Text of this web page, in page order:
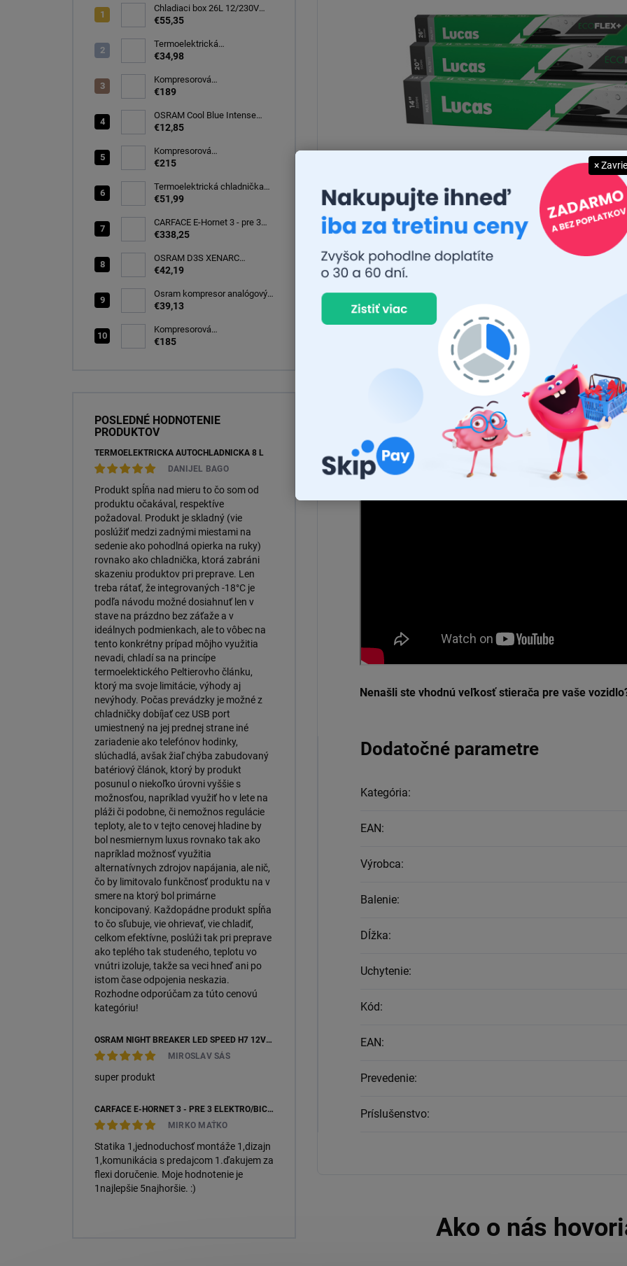
Chladiaci box 26L 12/230V
autochladnička, modrá
€55,35
Termoelektrická
autochladnička 8 l
€34,98
Kompresorová
autochladnička 32 litrov, -20C
€189
OSRAM Cool Blue Intense
(NEXT GEN) H7 PX26d 12V
(64210CBN-2HB)
€12,85
Kompresorová
autochladnička 40 litrov, -22C
€215
Termoelektrická chladnička
CARFACE 29 litrov -20C
€51,99
CARFACE E-Hornet 3 - pre 3
elektro/bicykle
€338,25
OSRAM D3S XENARC
ORIGINAL SPARE 35W
€42,19
Osram kompresor analógový
s tesniacou hmotou opravná
(OTSK6ESN)
€39,13
Kompresorová
autochladnička 25 litrov, -20C
€185
POSLEDNÉ HODNOTENIE
PRODUKTOV
TERMOELEKTRICKÁ AUTOCHLADNIČKA 8 L
DANIJEL BAGO
Produkt spĺňa nad mieru to čo som od
produktu očakával, respektíve
požadoval. Produkt je skladný (vie
poslúžiť medzi zadnými miestami na
sedenie ako pohodlná opierka na ruky)
rovnako ako chladnička, ktorá zabráni
skazeniu produktov pri preprave. Len
treba rátať, že integrovaných -18°C je
podľa návodu možné dosiahnuť len v
stave na prázdno bez záťaže a v
ideálnych podmienkach, ale to vôbec na
tento konkrétny prípad môjho využitia
nevadi, chladí sa na princípe
termoelektického Peltierovho článku,
ktorý ma svoje limitácie, výhody aj
nevýhody. Počas prevádzky je možné z
chladničky dobíjať cez USB port
umiestnený na jej prednej strane iné
zariadenie ako telefónov hodinky,
slúchadlá, avšak žiaľ chýba zabudovaný
batériový článok, ktorý by produkt
posunul o niekoľko úrovni vyššie s
možnosťou, napríklad využiť ho v lete na
pláži či podobne, či nemožnos regulácie
teploty, ale to v tejto cenovej hladine by
bol nesmiernym luxus rovnako tak ako
napríklad možnosť využitia
alternatívnych zdrojov napájania, ale nič,
čo by limitovalo funkčnosť produktu na v
smere na ktorý bol primárne
koncipovaný. Každopádne produkt spĺňa
to čo sľubuje, vie ohrievať, vie chladiť,
celkom efektívne, poslúži tak pri preprave
ako teplého tak studeného, teplotu vo
vnútri izoluje, takže sa veci hneď ani po
istom čase odpojenia neskazia.
Rozhodne odporúčam za túto cenovú
kategóriu!
OSRAM NIGHT BREAKER LED SPEED H7 12V 16W 6000K +450 % (64210DWNBSP450-2HB) – 2KS, ECOPACK
MIROSLAV SÁS
super produkt
CARFACE E-HORNET 3 - PRE 3 ELEKTRO/BICYKLE
MIRKO MAŤKO
Statika 1,jednoduchosť montáže 1,dizajn
1,komunikácia s predajcom 1.ďakujem za
flexi doručenie. Moje hodnotenie je
1najlepšie 5najhoršie. :)
MULTI FIT systém adaptérov
+ 99.9% kompatibilita
+ navrhnuté s maximálnou
prevádzka
v každom počasí
Lucas
Nenašli ste vhodnú veľkosť stierača pre vaše
Dodatočné parametre
Kategória:
EAN:
Výrobca:
Balenie:
Dĺžka:
Uchytenie:
Kód:
EAN:
Prevedenie:
Príslušenstvo:
×